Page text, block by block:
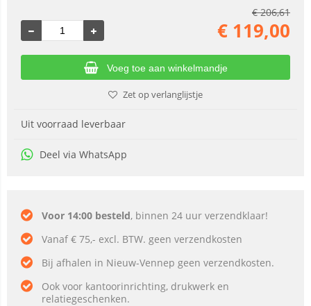
€206,61
€ 119,00
Voeg toe aan winkelmandje
Zet op verlanglijstje
Uit voorraad leverbaar
Deel via WhatsApp
Voor 14:00 besteld, binnen 24 uur verzendklaar!
Vanaf € 75,- excl. BTW. geen verzendkosten
Bij afhalen in Nieuw-Vennep geen verzendkosten.
Ook voor kantoorinrichting, drukwerk en
relatiegeschenken.